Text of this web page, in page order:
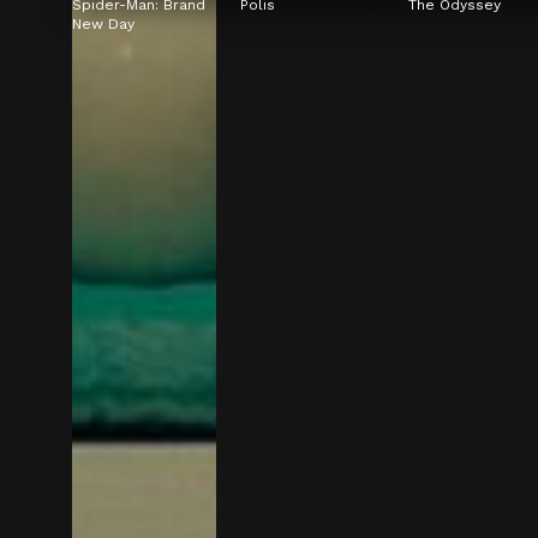
Spider-Man: Brand
New Day
Polis The Odyssey